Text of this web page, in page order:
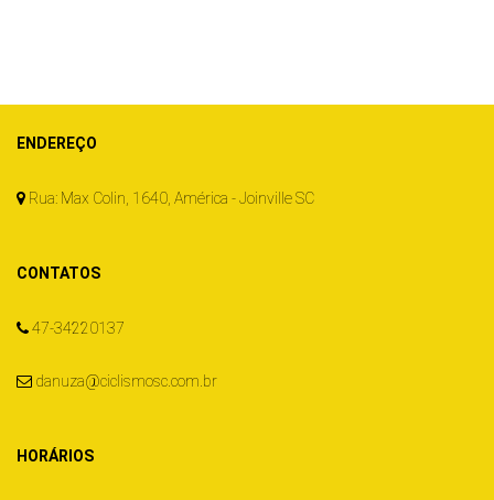
ENDEREÇO
Rua: Max Colin, 1640, América - Joinville SC
CONTATOS
47-34220137
danuza@ciclismosc.com.br
HORÁRIOS